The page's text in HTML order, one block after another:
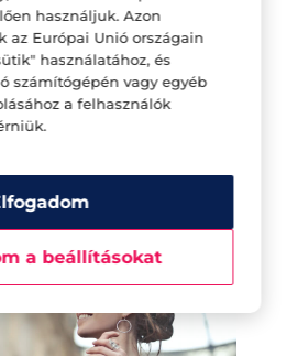
akarunk, döntsük el, hogy
vagy akár le is rajzolhatjuk
vezetnek. Akár
összhangban a
el a céljainkig.
használjuk. Azon
az Európai Unió országain
használatához, és
számítógépén vagy egyéb
a felhasználók
a beállításokat